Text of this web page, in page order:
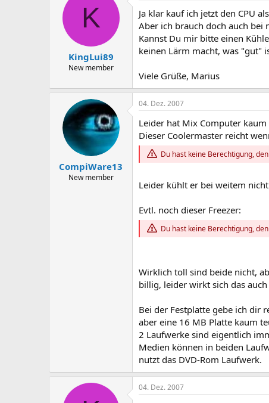
K
KingLui89
New member
Ja klar kauf ich jetzt den CPU
Aber ich brauch doch auch bei
Kannst Du mir bitte einen
keinen Lärm macht, was "gut"
Viele Grüße, Marius
CompiWare13
New member
04. Dez. 2007
Leider hat Mix Computer kaum
Dieser Coolermaster reicht
Du hast keine Berechtigung,
Leider kühlt er bei weitem
Evtl. noch dieser Freezer:
Du hast keine Berechtigung,
Wirklich toll sind beide nicht,
billig, leider wirkt sich das
Bei der Festplatte gebe ich dir
aber eine 16 MB Platte kaum
2 Laufwerke sind eigentlich
Medien können in beiden
nutzt das DVD-Rom Laufwerk.
04. Dez. 2007